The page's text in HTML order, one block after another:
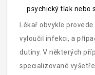
psychický tlak nebo
Lékař obvykle
vyloučil infekci, a
dutiny. V některých
specializované